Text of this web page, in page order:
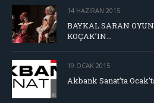
14 HAZIRAN 2015
BAYKAL SARAN
KOÇAK’IN…
19 OCAK 2015
Akbank Sanat’ta